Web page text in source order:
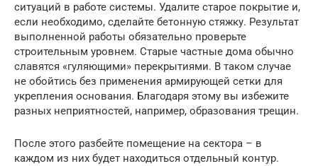
ситуаций в работе системы. Удалите старое покрытие и,
если необходимо, сделайте бетонную стяжку. Результат
выполненной работы обязательно проверьте
строительным уровнем. Старые частные дома обычно
славятся «гуляющими» перекрытиями. В таком случае
не обойтись без применения армирующей сетки для
укрепления основания. Благодаря этому вы избежите
разных неприятностей, например, образования трещин.
После этого разбейте помещение на сектора – в
каждом из них будет находиться отдельный контур.